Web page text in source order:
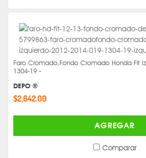
Faro Cromado,Fondo Cromado Honda Fit
1304-19 -
DEPO ®
$2,642.00
AGREGAR
Comparar